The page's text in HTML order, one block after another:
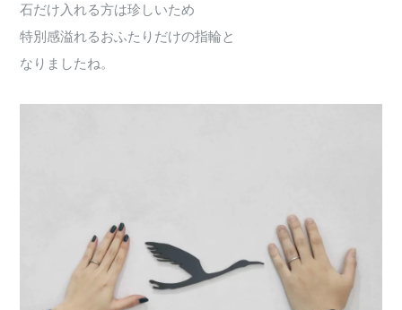
石だけ入れる方は珍しいため
特別感溢れるおふたりだけの指輪と
なりましたね。